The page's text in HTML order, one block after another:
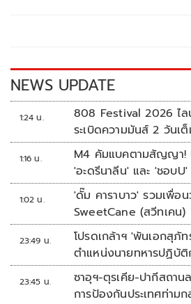
k k
NEWS UPDATE
1:24 น.
808 Festival 2026 ไ
ระเบิดความมันส์ 2 วันเ
1:16 น.
M4 คัมแบคตามสัญญา!
'อะดรีนาลีน' และ 'ชอบU'
1:02 น.
'ดั๊ม คาราบาว' รวมเพื่อ
SweetCane (สวีทเคน)
23:49 น.
โปรดเกล้าฯ 'พันเอกสุภั
ตำแหน่งนายทหารปฏิบัติ
'พลตรี'
23:45 น.
ซาอุฯ-ตุรเคีย-ปากีสถา
การป้องกันประเทศท่าม